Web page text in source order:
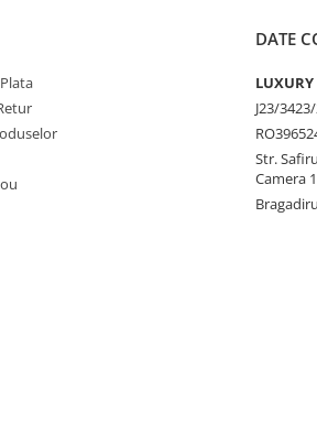
DATE
J23/
Str.
Camera 1